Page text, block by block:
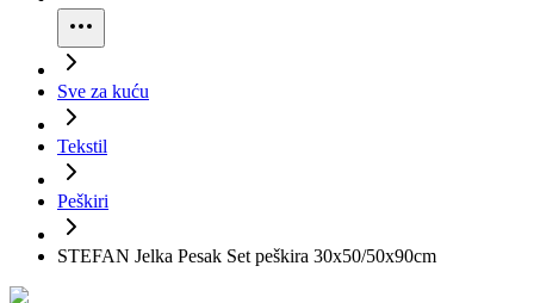
Sve za kuću
Tekstil
Peškiri
STEFAN Jelka Pesak Set peškira 30x50/50x90cm